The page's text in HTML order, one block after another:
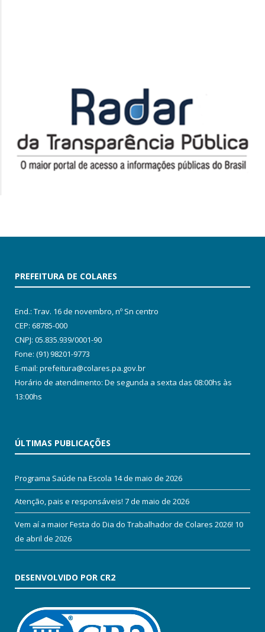
PREFEITURA DE COLARES
End.: Trav. 16 de novembro, nº Sn centro
CEP: 68785-000
CNPJ: 05.835.939/0001-90
Fone: (91) 98201-9773
E-mail: prefeitura@colares.pa.gov.br
Horário de atendimento: De segunda a sexta das 08:00hs às
13:00hs
ÚLTIMAS PUBLICAÇÕES
Programa Saúde na Escola 14 de maio de 2026
Atenção, pais e responsáveis! 7 de maio de 2026
Vem aí a maior Festa do Dia do Trabalhador de Colares 2026! 10
de abril de 2026
DESENVOLVIDO POR CR2